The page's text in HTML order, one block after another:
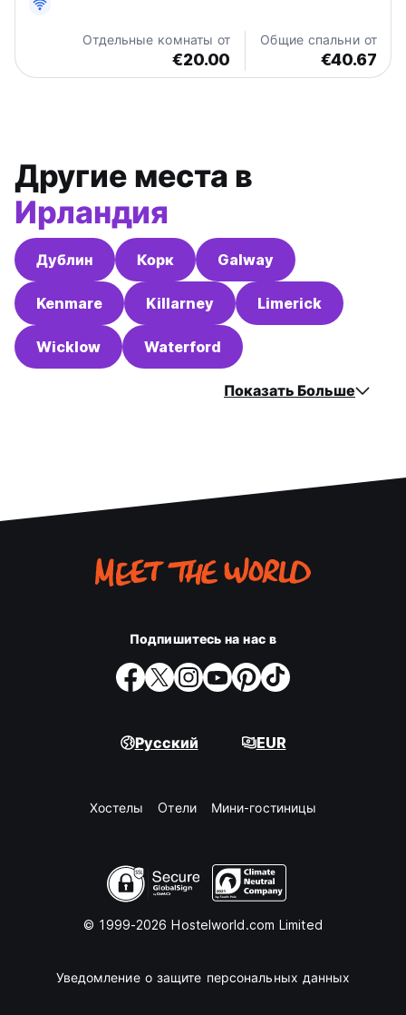
уголок в живописной сельской местности Кавана.
Приезжайте и исследуйте потрясающую природную
красоту геопарка Cuilcagh...
Отдельные комнаты от
€20.00
Общие спальни от
€40.67
Другие места в
Ирландия
Дублин Корк Galway
Kenmare Killarney Limerick
Wicklow Waterford
Показать Больше
Подпишитесь на нас в
Русский EUR
Хостелы Oтели Мини-гостиницы
© 1999-2026 Hostelworld.com Limited
Уведомление о защите персональных данных